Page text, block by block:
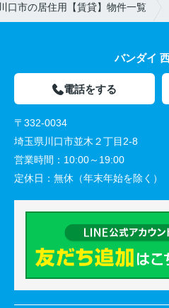
口市の居住用【賃貸】物件一覧
バンダイ
電話をする
〒332-0034
埼玉県川口市並木２丁目2-8
営業時間： 10:00～19:00
定休日： 無休（年末年始を除く）